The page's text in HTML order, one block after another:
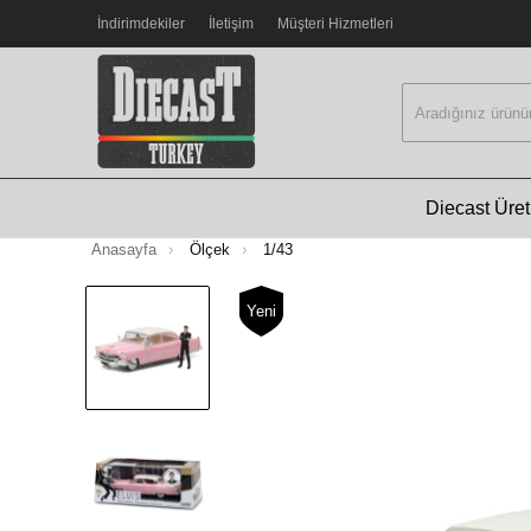
İndirimdekiler İletişim Müşteri Hizmetleri
Diecast
Anasayfa Ölçek 1/43
Yeni